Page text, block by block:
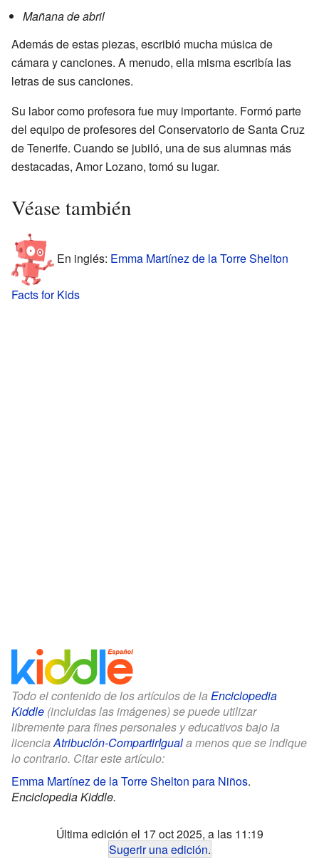
Mañana de abril
Además de estas piezas, escribió mucha música de
cámara y canciones. A menudo, ella misma escribía las
letras de sus canciones.
Su labor como profesora fue muy importante. Formó parte
del equipo de profesores del Conservatorio de Santa Cruz
de Tenerife. Cuando se jubiló, una de sus alumnas más
destacadas, Amor Lozano, tomó su lugar.
Véase también
En inglés: Emma Martínez de la Torre Shelton
Facts for Kids
Todo el contenido de los artículos de la Enciclopedia
Kiddle (incluidas las imágenes) se puede utilizar
libremente para fines personales y educativos bajo la
licenciaAtribución-CompartirIguala menos que se indique
lo contrario. Citar este artículo:
Emma Martínez de la Torre Shelton para Niños.
Enciclopedia Kiddle.
Última edición el 17 oct 2025, a las 11:19
Sugerir una edición.